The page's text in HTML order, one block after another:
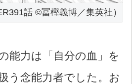
話 ©冨樫義博／集英社）
能力は「自分の血」を
う念能力者でした。お